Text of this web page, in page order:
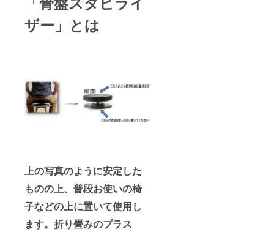
ザー」とは
上の写真のように安定した
ものの上、普段お使いの椅
子などの上に置いて使用し
ます。折り畳みのプラス